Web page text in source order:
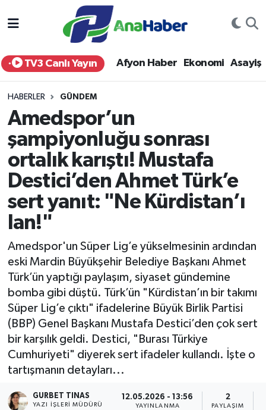
TV3 Canlı Yayın Afyon Haber Ekonomi Asayiş
HABERLER GÜNDEM
Amedspor’un
şampiyonluğu sonrası
ortalık karıştı! Mustafa
Destici’den Ahmet Türk’e
sert yanıt: "Ne Kürdistan’ı
lan!"
Amedspor'un Süper Lig’e yükselmesinin ardından
eski Mardin Büyükşehir Belediye Başkanı Ahmet
Türk’ün yaptığı paylaşım, siyaset gündemine
bomba gibi düştü. Türk’ün "Kürdistan’ın bir takımı
Süper Lig’e çıktı" ifadelerine Büyük Birlik Partisi
(BBP) Genel Başkanı Mustafa Destici’den çok sert
bir karşılık geldi. Destici, "Burası Türkiye
Cumhuriyeti" diyerek sert ifadeler kullandı. İşte o
tartışmanın detayları...
GURBET TINAS
YAZI İŞLERI MÜDÜRÜ
12.05.2026 - 13:56
YAYINLANMA
2
PAYLAŞIM
Yurt Haber
Afyon Haber
Siyaset
Spor
Eğitim
Sağlık
Teknoloji
Kültür - Sanat
Yaşam
Afyonkarahisar Nöbetçi Eczaneler
Afyonkarahisar Hava Durumu
Afyonkarahisar Trafik Yoğunluk Haritası
Süper Lig Puan Durumu ve Fikstür
Tüm Manşetler
Son Dakika Haberleri
Haber Arşivi